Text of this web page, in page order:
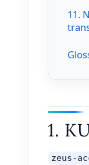
11.
1.
zeus-